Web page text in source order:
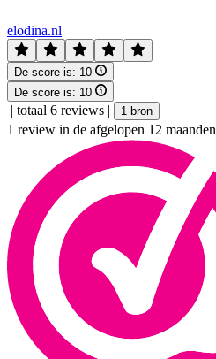
elodina.nl
De score is: 10
De score is: 10
| totaal 6 reviews | 1 bron
1 review in de afgelopen 12 maanden